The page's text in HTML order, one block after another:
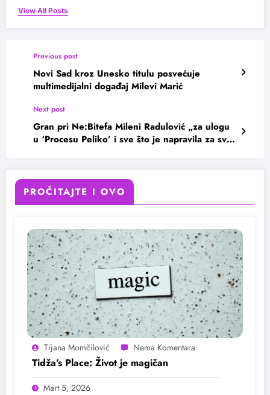
View All Posts
Previous post
Novi Sad kroz Unesko titulu posvećuje
multimedijalni događaj Milevi Marić
Next post
Gran pri Ne:Bitefa Mileni Radulović „za ulogu
u ‘Procesu Peliko’ i sve što je napravila za sve
PROČITAJTE I OVO
Tijana Momčilović
Tidža’s Place: Život je magičan
Mart 5, 2026